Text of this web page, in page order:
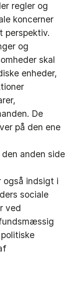
regler og
koncerner
perspektiv.
og
skal
enheder,
De
på den ene
anden side
også indsigt i
sociale
ved